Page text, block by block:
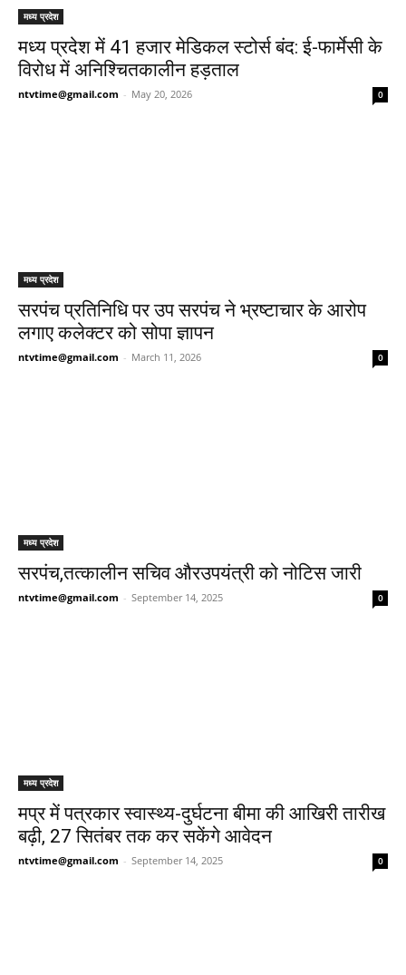
मध्य प्रदेश
मध्य प्रदेश में 41 हजार मेडिकल स्टोर्स बंद: ई-फार्मेसी के
विरोध में अनिश्चितकालीन हड़ताल
ntvtime@gmail.com - May 20, 2026 0
मध्य प्रदेश
सरपंच प्रतिनिधि पर उप सरपंच ने भ्रष्टाचार के आरोप
लगाए कलेक्टर को सोपा ज्ञापन
ntvtime@gmail.com - March 11, 2026 0
मध्य प्रदेश
सरपंच,तत्कालीन सचिव औरउपयंत्री को नोटिस जारी
ntvtime@gmail.com - September 14, 2025 0
मध्य प्रदेश
मप्र में पत्रकार स्वास्थ्य-दुर्घटना बीमा की आखिरी तारीख
बढ़ी, 27 सितंबर तक कर सकेंगे आवेदन
ntvtime@gmail.com - September 14, 2025 0